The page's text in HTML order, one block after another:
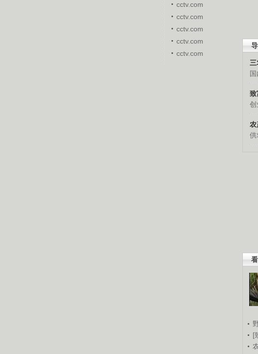
国
致
创
农
供
[
cctv.com
cctv.com
cctv.com
cctv.com
cctv.com